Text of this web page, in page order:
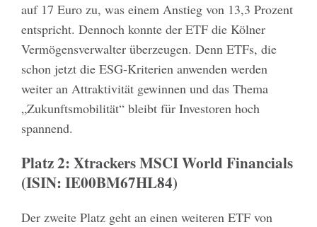
auf 17 Euro zu, was einem Anstieg von 13,3 Prozent
entspricht. Dennoch konnte der ETF die Kölner
Vermögensverwalter überzeugen. Denn ETFs, die
schon jetzt die ESG-Kriterien anwenden werden
weiter an Attraktivität gewinnen und das Thema
„Zukunftsmobilität“ bleibt für Investoren hoch
spannend.
Platz 2: Xtrackers MSCI World Financials
(ISIN: IE00BM67HL84)
Der zweite Platz geht an einen weiteren ETF von